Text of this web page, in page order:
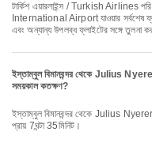
টার্কিশ এয়ারলাইন্স / Turkish Airlines পরিচালিত ইস্তাম্বুল বিমানবন্দর থেকে Julius Nyerere
International Airport যাওয়ার সর্বশেষ
এবং অন্যান্য উপলব্ধ ফ্লাইটের সঙ্গে তুলনা
ইস্তাম্বুল বিমানবন্দর থেকে Julius
সময়কাল কতক্ষণ?
ইস্তাম্বুল বিমানবন্দর থেকে Julius Nyerere International Airport পর্যন্ত ফ্লাইটের সময়কাল
প্রায় 7ঘন্টা 35মিনিট।